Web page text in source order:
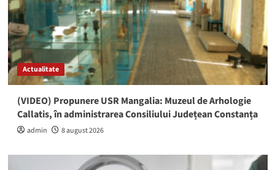
Actualitate
(VIDEO) Propunere USR Mangalia: Muzeul de Arhologie
Callatis, în administrarea Consiliului Județean Constanța
admin 8 august 2026